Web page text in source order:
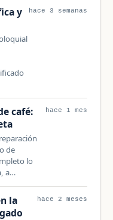
y
hace 3 semanas
café:
de
lo
a…
hace 1 mes
la
hace 2 meses